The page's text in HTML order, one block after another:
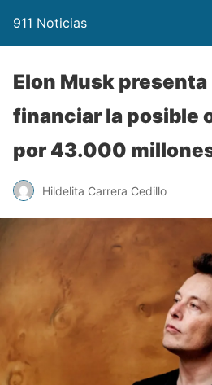
911 Noticias
Elon Musk
financiar la posible
por 43.000
Hildelita Carrera Cedillo